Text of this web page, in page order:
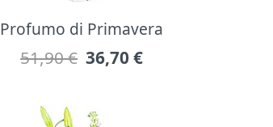
Profumo di Primavera
51,90 € 36,70 €